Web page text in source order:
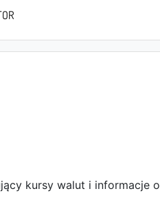
kursy walut i informacje o